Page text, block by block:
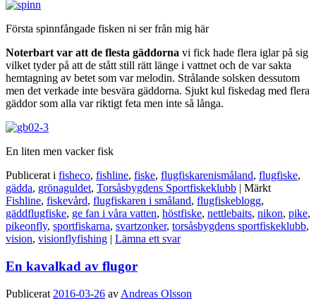
Första spinnfångade fisken ni ser från mig här
Noterbart var att de flesta gäddorna vi fick hade flera iglar på sig
vilket tyder på att de stått still rätt länge i vattnet och de var sakta
hemtagning av betet som var melodin. Strålande solsken dessutom
men det verkade inte besvära gäddorna. Sjukt kul fiskedag med flera
gäddor som alla var riktigt feta men inte så långa.
En liten men vacker fisk
Publicerat i fisheco, fishline, fiske, flugfiskarenismåland, flugfiske,
gädda, grönaguldet, Torsåsbygdens Sportfiskeklubb | Märkt
Fishline, fiskevård, flugfiskaren i småland, flugfiskeblogg,
gäddflugfiske, ge fan i våra vatten, höstfiske, nettlebaits, nikon, pike,
pikeonfly, sportfiskarna, svartzonker, torsåsbygdens sportfiskeklubb,
vision, visionflyfishing | Lämna ett svar
En kavalkad av flugor
Publicerat 2016-03-26 av Andreas Olsson